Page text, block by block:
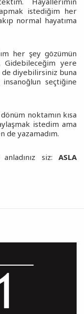
istediğim her
normal hayatıma
her şey gözümün
yere
diyebilirsiniz buna
seçtiğine
noktamın kısa
istedim ama
de yazamadım.
siz: ASLA